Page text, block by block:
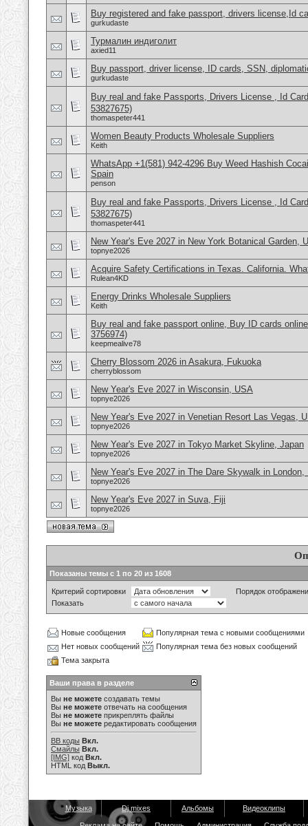
Buy registered and fake passport, drivers license,Id
gurkudaste
Турмалин индиголит
axied11
Buy passport, driver license, ID cards, SSN,
gurkudaste
Buy real and fake Passports, Drivers License , Id
53827675)
thomaspeter441
Women Beauty Products Wholesale Suppliers
Keith
WhatsApp +1(581) 942-4296 Buy Weed Hashish
Spain
penson
Buy real and fake Passports, Drivers License , Id
53827675)
thomaspeter441
New Year's Eve 2027 in New York Botanical Garden,
topnye2026
Acquire Safety Certifications in Texas. California.
Rulean4KD
Energy Drinks Wholesale Suppliers
Keith
Buy real and fake passport online, Buy ID cards
3756974)
keepmealive78
Cherry Blossom 2026 in Asakura, Fukuoka
cherryblossom
New Year's Eve 2027 in Wisconsin, USA
topnye2026
New Year's Eve 2027 in Venetian Resort Las Vegas,
topnye2026
New Year's Eve 2027 in Tokyo Market Skyline, Japan
topnye2026
New Year's Eve 2027 in The Dare Skywalk in London,
topnye2026
New Year's Eve 2027 in Suva, Fiji
topnye2026
Показаны темы с 1 по 20 из 1608
Критерий сортировки
Порядок
Показать
Новые сообщения
Популярная тема с новыми сообщениями
Нет новых сообщений
Популярная тема без новых сообщений
Тема закрыта
Ваши права в разделе
Вы не можете создавать темы
Вы не можете отвечать на сообщения
Вы не можете прикреплять файлы
Вы не можете редактировать сообщения
BB коды Вкл.
Смайлы Вкл.
[IMG] код Вкл.
HTML код Выкл.
Музыка Dj mixes Альбомы Видеоклипы